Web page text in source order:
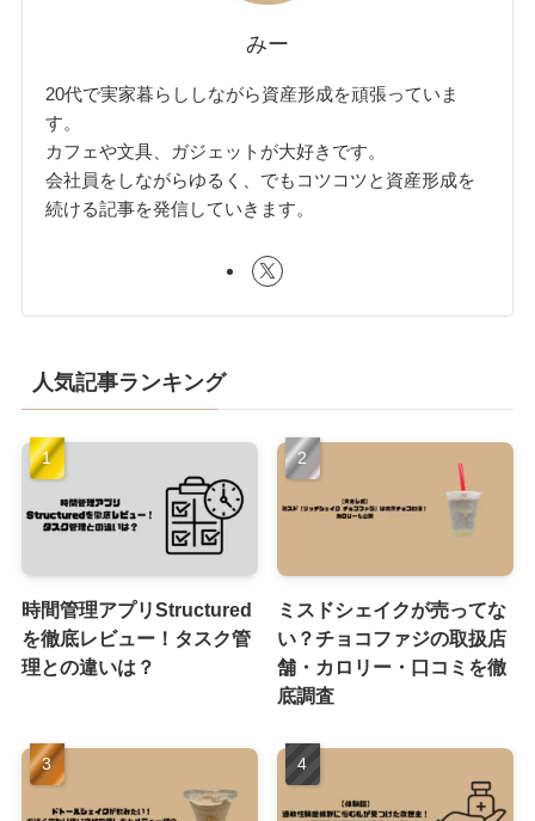
みー
20代で実家暮らししながら資産形成を頑張っていま
す。
カフェや文具、ガジェットが大好きです。
会社員をしながらゆるく、でもコツコツと資産形成を
続ける記事を発信していきます。
人気記事ランキング
時間管理アプリStructured
を徹底レビュー！タスク管
理との違いは？
ミスドシェイクが売ってな
い？チョコファジの取扱店
舗・カロリー・口コミを徹
底調査